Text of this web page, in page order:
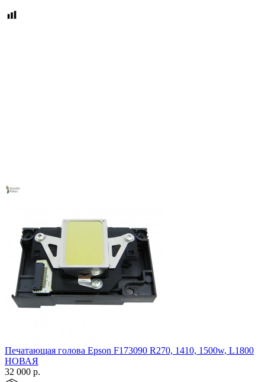
Печатающая голова Epson F173090 R270, 1410, 1500w, L1800
НОВАЯ
32 000 р.